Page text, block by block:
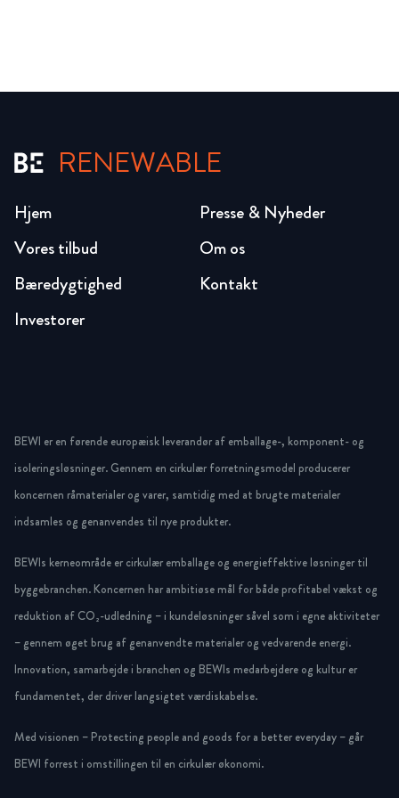
RENEWABLE
Hjem
Vores tilbud
Bæredygtighed
Investorer
Presse & Nyheder
Om os
Kontakt
BEWI er en førende europæisk leverandør af emballage-, komponent- og
isoleringsløsninger. Gennem en cirkulær forretningsmodel producerer
koncernen råmaterialer og varer, samtidig med at brugte materialer
indsamles og genanvendes til nye produkter.
BEWIs kerneområde er cirkulær emballage og energieffektive løsninger til
byggebranchen. Koncernen har ambitiøse mål for både profitabel vækst og
reduktion af CO₂-udledning – i kundeløsninger såvel som i egne aktiviteter
– gennem øget brug af genanvendte materialer og vedvarende energi.
Innovation, samarbejde i branchen og BEWIs medarbejdere og kultur er
fundamentet, der driver langsigtet værdiskabelse.
Med visionen – Protecting people and goods for a better everyday – går
BEWI forrest i omstillingen til en cirkulær økonomi.